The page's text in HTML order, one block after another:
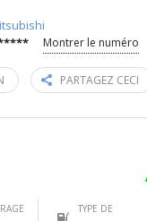
Montrer le numéro
PARTAGEZ CECI
TYPE DE